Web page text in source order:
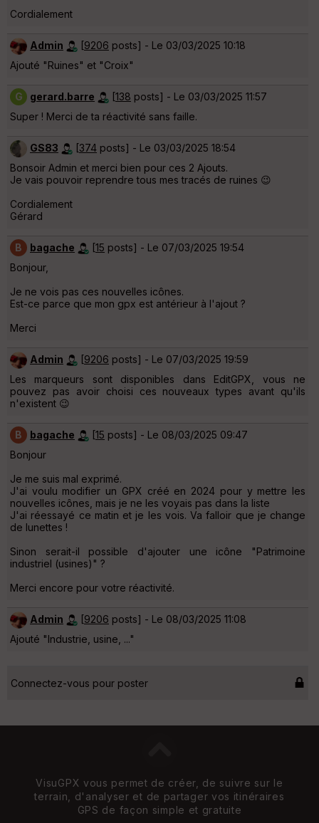
Cordialement
Admin [9206 posts] - Le 03/03/2025 10:18
Ajouté "Ruines" et "Croix"
G gerard.barre [138 posts] - Le 03/03/2025 11:57
Super ! Merci de ta réactivité sans faille.
GS83 [374 posts] - Le 03/03/2025 18:54
Bonsoir Admin et merci bien pour ces 2 Ajouts.
Je vais pouvoir reprendre tous mes tracés de ruines 😉
Cordialement
Gérard
B bagache [15 posts] - Le 07/03/2025 19:54
Bonjour,
Je ne vois pas ces nouvelles icônes.
Est-ce parce que mon gpx est antérieur à l'ajout ?
Merci
Admin [9206 posts] - Le 07/03/2025 19:59
Les marqueurs sont disponibles dans EditGPX, vous ne
pouvez pas avoir choisi ces nouveaux types avant qu'ils
n'existent 😉
B bagache [15 posts] - Le 08/03/2025 09:47
Bonjour
Je me suis mal exprimé.
J'ai voulu modifier un GPX créé en 2024 pour y mettre les
nouvelles icônes, mais je ne les voyais pas dans la liste
J'ai réessayé ce matin et je les vois. Va falloir que je change
de lunettes !
Sinon serait-il possible d'ajouter une icône "Patrimoine
industriel (usines)" ?
Merci encore pour votre réactivité.
Admin [9206 posts] - Le 08/03/2025 11:08
Ajouté "Industrie, usine, ..."
Connectez-vous pour poster
VisuGPX vous permet de créer, de suivre sur le
terrain, d'analyser et de partager vos itinéraires
GPS de façon simple et gratuite